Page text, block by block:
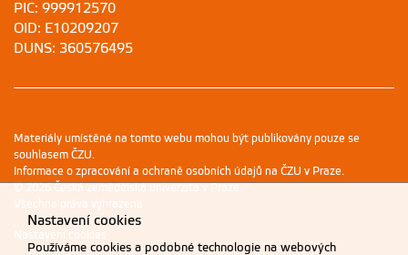
PIC: 999912570
OID: E10209207
DUNS: 360576495
Materiály umístěné na tomto webu mohou být publikovány pouze se
souhlasem ČZU.
Informace o zpracování a ochraně osobních údajů na ČZU v Praze.
© 2026 Česká zemědělská univerzita v Praze
Všechna práva vyhrazena
Nastavení cookies
Nastavení cookies
Používáme cookies a podobné technologie na webových